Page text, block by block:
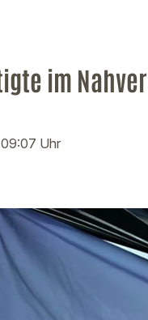
im
09:07 Uhr